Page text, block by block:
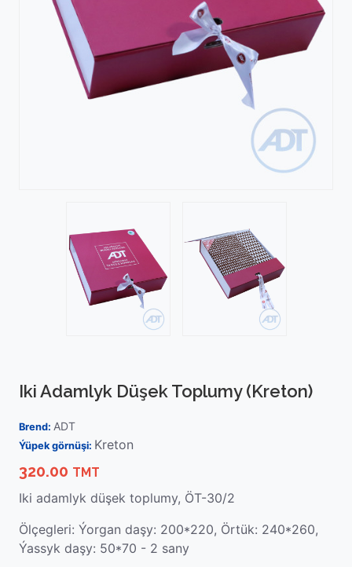
Iki Adamlyk Düşek Toplumy (Kreton)
Brend: ADT
Ýüpek görnüşi: Kreton
320.00 TMT
Iki adamlyk düşek toplumy, ÖT-30/2
Ölçegleri: Ýorgan daşy: 200*220, Örtük: 240*260,
Ýassyk daşy: 50*70 - 2 sany